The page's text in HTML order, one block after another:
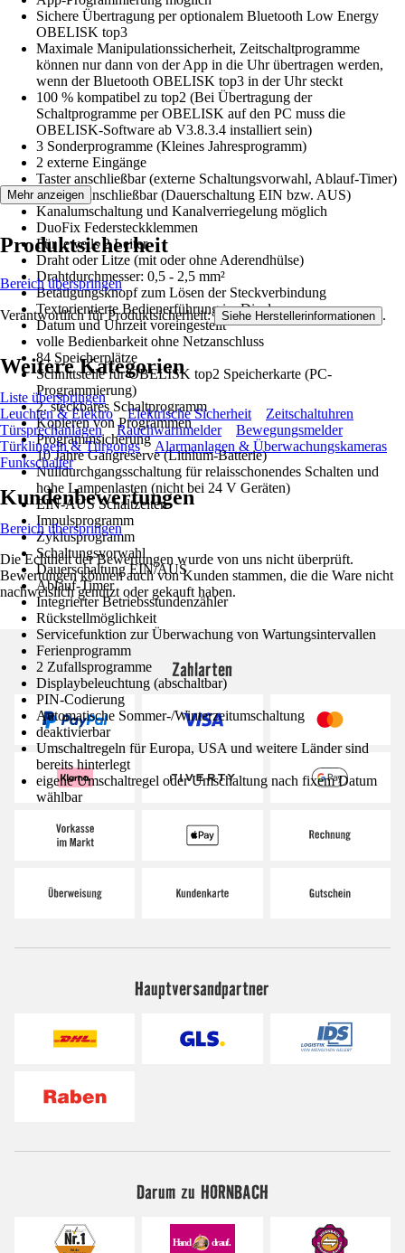
Sichere Übertragung per optionalem Bluetooth Low Energy
OBELISK top3
Maximale Manipulationssicherheit, Zeitschaltprogramme
können nur dann von der App in die Uhr übertragen werden,
wenn der Bluetooth OBELISK top3 in der Uhr steckt
100 % kompatibel zu top2 (Bei Übertragung der
Schaltprogramme per OBELISK auf den PC muss die
OBELISK-Software ab V3.8.3.4 installiert sein)
3 Sonderprogramme (Kleines Jahresprogramm)
2 externe Eingänge
Taster anschließbar (externe Schaltungsvorwahl, Ablauf-Timer)
Schalter anschließbar (Dauerschaltung EIN bzw. AUS)
Kanalumschaltung und Kanalverriegelung möglich
DuoFix Federsteckklemmen
Für jeweils 2 Leiter
Draht oder Litze (mit oder ohne Aderendhülse)
Drahtdurchmesser: 0,5 - 2,5 mm²
Betätigungsknopf zum Lösen der Steckverbindung
Textorientierte Bedienerführung im Display
Datum und Uhrzeit voreingestellt
volle Bedienbarkeit ohne Netzanschluss
84 Speicherplätze
Schnittstelle für OBELISK top2 Speicherkarte (PC-
Programmierung)
2. steckbares Schaltprogramm
Kopieren von Programmen
Programmsicherung
10 Jahre Gangreserve (Lithium-Batterie)
Nulldurchgangsschaltung für relaisschonendes Schalten und
hohe Lampenlasten (nicht bei 24 V Geräten)
EIN-AUS Schaltzeiten
Impulsprogramm
Zyklusprogramm
Schaltungsvorwahl
Dauerschaltung EIN/AUS
Ablauf-Timer
Integrierter Betriebsstundenzähler
Rückstellmöglichkeit
Servicefunktion zur Überwachung von Wartungsintervallen
Ferienprogramm
2 Zufallsprogramme
Displaybeleuchtung (abschaltbar)
PIN-Codierung
Automatische Sommer-/Winterzeitumschaltung
deaktivierbar
Umschaltregeln für Europa, USA und weitere Länder sind
bereits hinterlegt
eigene Umschaltregel oder Umschaltung nach fixem Datum
wählbar
Mehr anzeigen
Produktsicherheit
Bereich überspringen
Verantwortlich für Produktsicherheit: Siehe Herstellerinformationen .
Weitere Kategorien
Liste überspringen
Leuchten & Elektro
Elektrische Sicherheit
Zeitschaltuhren
Türsprechanlagen
Rauchwarnmelder
Bewegungsmelder
Türklingeln & Türgongs
Alarmanlagen & Überwachungskameras
Funkschalter
Kundenbewertungen
Bereich überspringen
Die Echtheit der Bewertungen wurde von uns nicht überprüft.
Bewertungen können auch von Kunden stammen, die die Ware nicht
nachweislich genutzt oder gekauft haben.
Zahlarten
Hauptversandpartner
Darum zu HORNBACH